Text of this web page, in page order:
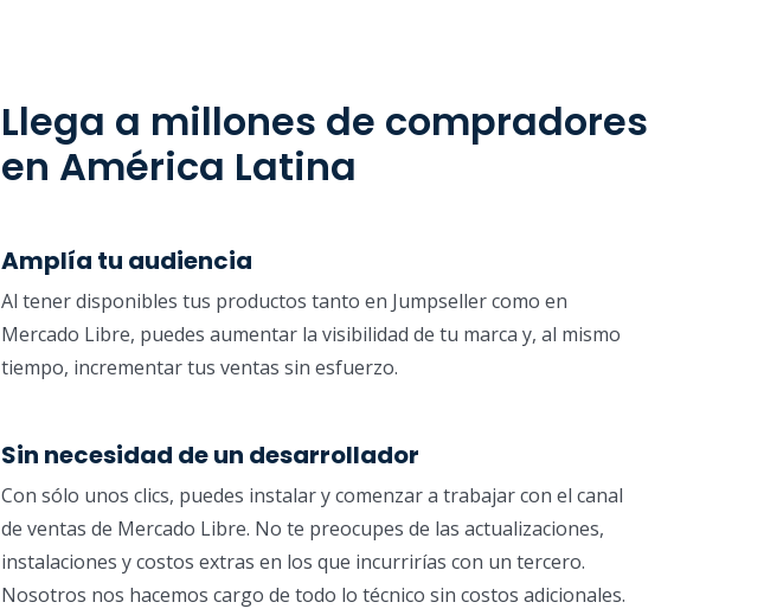
Llega a millones de compradores
en América Latina
Amplía tu audiencia
Al tener disponibles tus productos tanto en Jumpseller como en
Mercado Libre, puedes aumentar la visibilidad de tu marca y, al mismo
tiempo, incrementar tus ventas sin esfuerzo.
Sin necesidad de un desarrollador
Con sólo unos clics, puedes instalar y comenzar a trabajar con el canal
de ventas de Mercado Libre. No te preocupes de las actualizaciones,
instalaciones y costos extras en los que incurrirías con un tercero.
Nosotros nos hacemos cargo de todo lo técnico sin costos adicionales.